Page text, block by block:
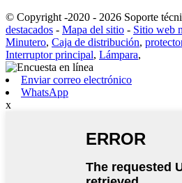
© Copyright -2020 - 2026 Soporte
destacados - Mapa del sitio - Sitio web
Minutero, Caja de distribución,
Interruptor principal, Lámpara,
Enviar correo electrónico
WhatsApp
x